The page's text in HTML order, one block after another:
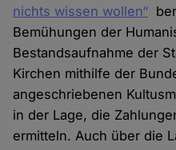
nichts wissen wollen“
Bemühungen der
Bestandsaufnahme der
Kirchen mithilfe der
angeschriebenen
in der Lage, die
ermitteln. Auch über die